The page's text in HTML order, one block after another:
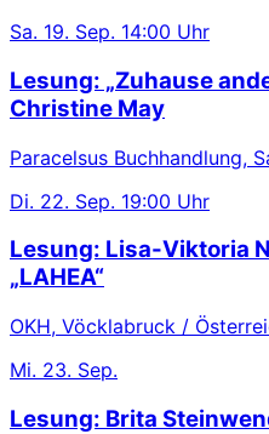
Sa. 19. Sep. 14:00 Uhr
Lesung: „Zuhause
Christine May
Paracelsus Buchhandlung,
Di. 22. Sep. 19:00 Uhr
Lesung: Lisa-Viktoria
„LAHEA“
OKH, Vöcklabruck /
Mi. 23. Sep.
Lesung: Brita